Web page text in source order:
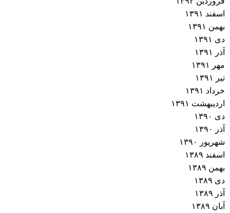
اسفند ۱۳۹۱
بهمن ۱۳۹۱
دی ۱۳۹۱
آذر ۱۳۹۱
مهر ۱۳۹۱
تیر ۱۳۹۱
خرداد ۱۳۹۱
اردیبهشت ۱۳۹۱
دی ۱۳۹۰
آذر ۱۳۹۰
شهریور ۱۳۹۰
اسفند ۱۳۸۹
بهمن ۱۳۸۹
دی ۱۳۸۹
آذر ۱۳۸۹
آبان ۱۳۸۹